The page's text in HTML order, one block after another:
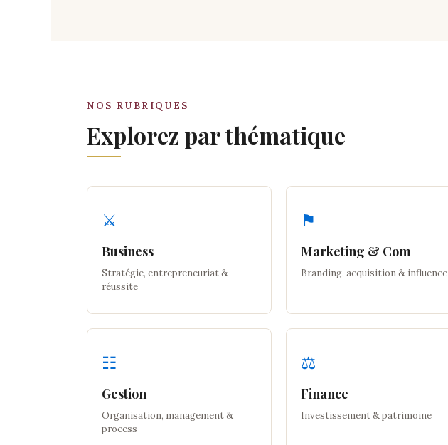
NOS RUBRIQUES
Explorez par thématique
⚔
Business
Stratégie, entrepreneuriat &
réussite
⚑
Marketing & Com
Branding, acquisition & influence
☷
Gestion
Organisation, management &
process
⚖
Finance
Investissement & patrimoine